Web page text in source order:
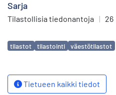
Sarja
Tilastollisia tiedonantoja | 26
Avainsanat
tilastot tilastointi väestötilastot
Tietueen kaikki tiedot